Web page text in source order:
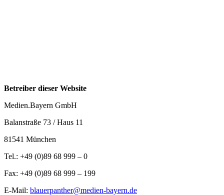
Betreiber dieser Website
Medien.Bayern GmbH
Balanstraße 73 / Haus 11
81541 München
Tel.: +49 (0)89 68 999 – 0
Fax: +49 (0)89 68 999 – 199
E-Mail: blauerpanther@medien-bayern.de